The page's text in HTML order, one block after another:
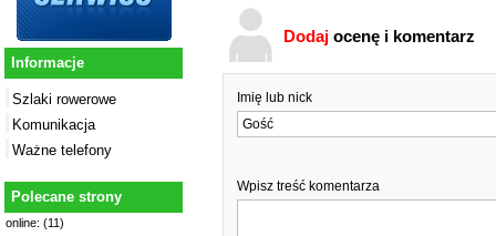
Informacje
Szlaki rowerowe
Komunikacja
Ważne telefony
Polecane strony
online: (11)
Dodaj ocenę i komentarz
Imię lub nick
Wpisz treść komentarza